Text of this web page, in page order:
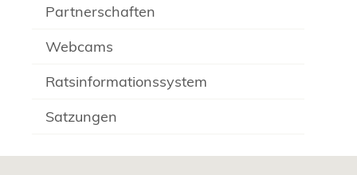
Partnerschaften
Webcams
Ratsinformationssystem
Satzungen